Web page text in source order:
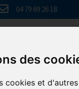
des
cookies et
04 79 69 26 18